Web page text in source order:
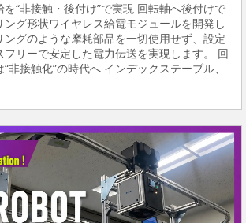
“非接触・後付け”で実現 回転軸へ後付けで
ング形状ワイヤレス給電モジュールを開発し
ングのような摩耗部品を一切使用せず、設定
リーで安定した電力伝送を実現します。 回
非接触化”の時代へ インデックステーブル、
。しかし従来のスリップ...